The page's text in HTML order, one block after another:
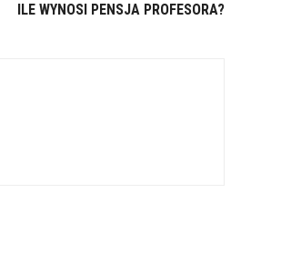
ILE WYNOSI PENSJA PROFESORA?